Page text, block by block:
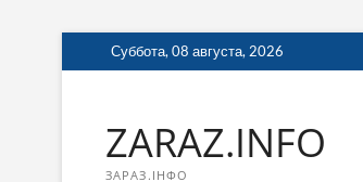
Перейти
к
Суббота, 08 августа, 2026
ZARAZ.INFO
ЗАРАЗ.ІНФО